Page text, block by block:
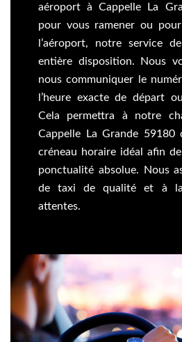
aéroport à Cappelle La
pour vous ramener ou
l’aéroport, notre service
entière disposition. Nous
nous communiquer le
l’heure exacte de départ
Cela permettra à notre
Cappelle La Grande 59180
créneau horaire idéal afin
ponctualité absolue. Nous
de taxi de qualité et à
attentes.